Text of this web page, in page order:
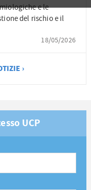
e le
del rischio e il
18/05/2026
›
UCP